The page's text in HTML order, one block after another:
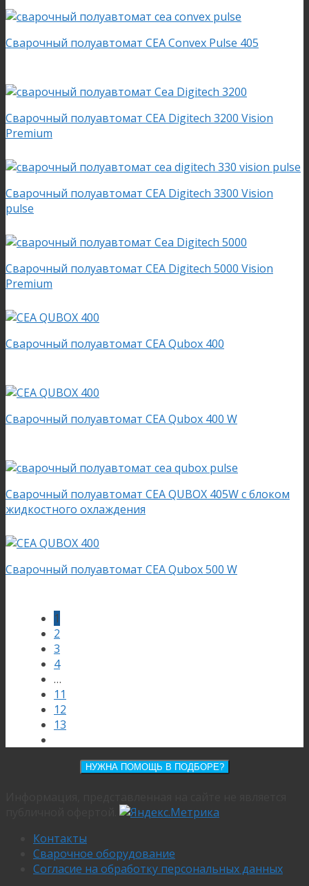
Сварочный полуавтомат CEA Convex Pulse 405
Сварочный полуавтомат CEA Digitech 3200 Vision
Premium
Сварочный полуавтомат CEA Digitech 3300 Vision
pulse
Сварочный полуавтомат CEA Digitech 5000 Vision
Premium
Сварочный полуавтомат CEA Qubox 400
Сварочный полуавтомат CEA Qubox 400 W
Сварочный полуавтомат CEA QUBOX 405W с блоком
жидкостного охлаждения
Сварочный полуавтомат CEA Qubox 500 W
1
2
3
4
…
11
12
13
НУЖНА ПОМОЩЬ В ПОДБОРЕ?
Контакты
Сварочное оборудование
Согласие на обработку персональных данных